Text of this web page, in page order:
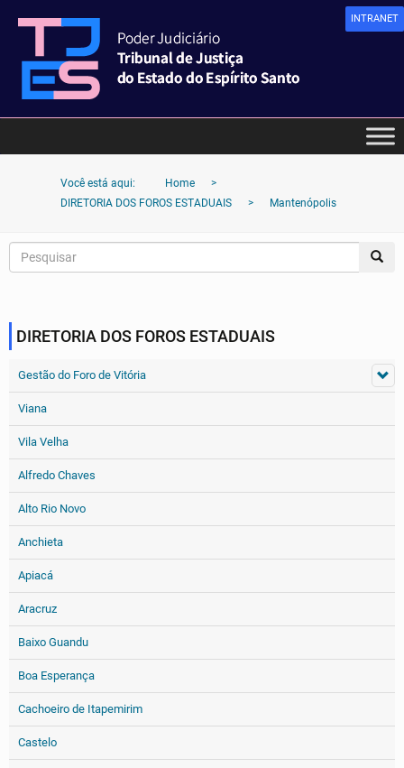
INTRANET
Você está aqui: Home
>
DIRETORIA DOS FOROS ESTADUAIS
> Mantenópolis
DIRETORIA DOS FOROS ESTADUAIS
Gestão do Foro de Vitória
Viana
Vila Velha
Alfredo Chaves
Alto Rio Novo
Anchieta
Apiacá
Aracruz
Baixo Guandu
Boa Esperança
Cachoeiro de Itapemirim
Castelo